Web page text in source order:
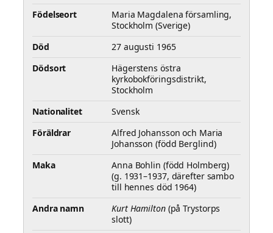
Födelseort
Maria Magdalena församling,
Stockholm (Sverige)
Död
27 augusti 1965
Dödsort
Hägerstens östra
kyrkobokföringsdistrikt,
Stockholm
Nationalitet
Svensk
Föräldrar
Alfred Johansson och Maria
Johansson (född Berglind)
Maka
Anna Bohlin (född Holmberg)
(g. 1931–1937, därefter sambo
till hennes död 1964)
Andra namn
Kurt Hamilton(på Trystorps
slott)